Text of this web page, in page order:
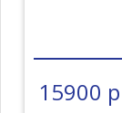
15900 р